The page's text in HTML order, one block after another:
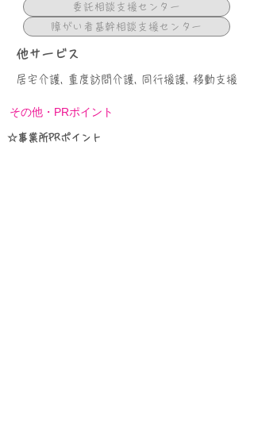
委託相談支援センター
障がい者基幹相談支援センター
他サービス
居宅介護, 重度訪問介護, 同行援護, 移動支援
その他・PRポイント
☆事業所PRポイント